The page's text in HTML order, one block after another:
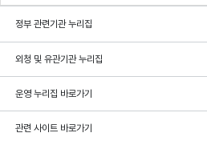
정부 관련기관 누리집
외청 및 유관기관 누리집
운영 누리집 바로가기
관련 사이트 바로가기